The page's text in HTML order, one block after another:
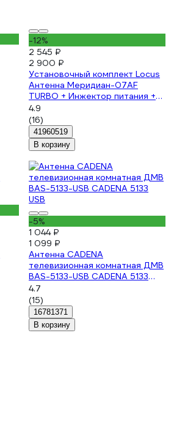
-12%
2 545 ₽
2 900 ₽
Установочный комплект Locus
Антенна Меридиан-07AF
TURBO + Инжектор питания +
Кабель + Кронштейн.
109300053
4.9
(16)
41960519
В корзину
-5%
1 044 ₽
1 099 ₽
Антенна CADENA
телевизионная комнатная ДМВ
BAS-5133-USB CADENA 5133
USB
4.7
(15)
16781371
В корзину